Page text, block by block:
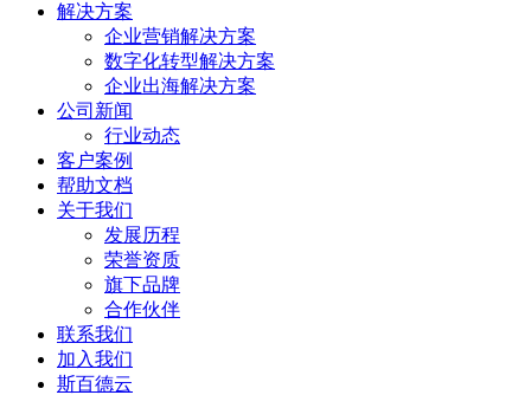
解决方案
企业营销解决方案
数字化转型解决方案
企业出海解决方案
公司新闻
行业动态
客户案例
帮助文档
关于我们
发展历程
荣誉资质
旗下品牌
合作伙伴
联系我们
加入我们
斯百德云